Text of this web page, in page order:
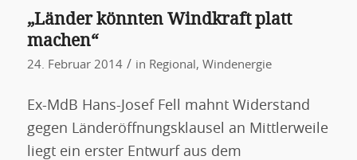
„Länder könnten Windkraft platt
machen“
24. Februar 2014 / in Regional , Windenergie
Ex-MdB Hans-Josef Fell mahnt Widerstand
gegen Länderöffnungsklausel an Mittlerweile
liegt ein erster Entwurf aus dem